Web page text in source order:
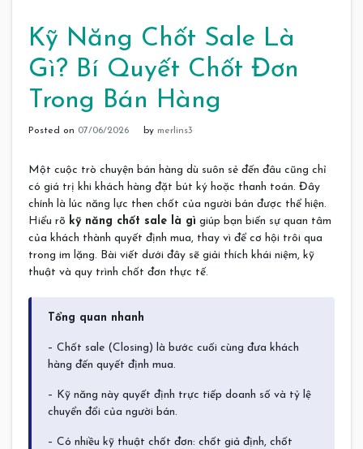
Kỹ Năng Chốt Sale Là
Gì? Bí Quyết Chốt Đơn
Trong Bán Hàng
Posted on 07/06/2026 by merlins3
Một cuộc trò chuyện bán hàng dù suôn sẻ đến đâu cũng chỉ
có giá trị khi khách hàng đặt bút ký hoặc thanh toán. Đây
chính là lúc năng lực then chốt của người bán được thể hiện.
Hiểu rõ kỹ năng chốt sale là gì giúp bạn biến sự quan tâm
của khách thành quyết định mua, thay vì để cơ hội trôi qua
trong im lặng. Bài viết dưới đây sẽ giải thích khái niệm, kỹ
thuật và quy trình chốt đơn thực tế.
Tổng quan nhanh
– Chốt sale (Closing) là bước cuối cùng đưa khách
hàng đến quyết định mua.
– Kỹ năng này quyết định trực tiếp doanh số và tỷ lệ
chuyển đổi của người bán.
– Có nhiều kỹ thuật chốt đơn: chốt giả định, chốt